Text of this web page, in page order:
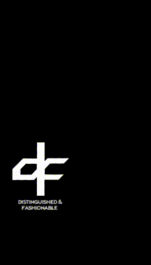
para
mengenai